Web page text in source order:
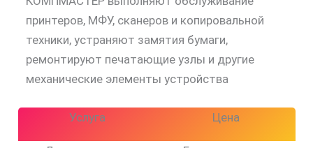
принтеров, МФУ, сканеров и копировальной
техники, устраняют замятия бумаги,
ремонтируют печатающие узлы и другие
механические элементы устройства
Услуга Цена